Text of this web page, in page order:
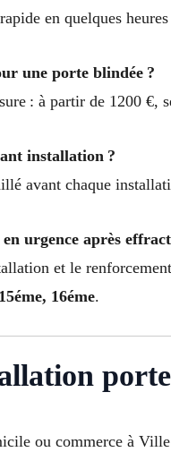
en quelques
une porte blindée ?
: à partir de 1200 €,
installation ?
avant chaque
urgence après
et le
16éme.
ou commerce à